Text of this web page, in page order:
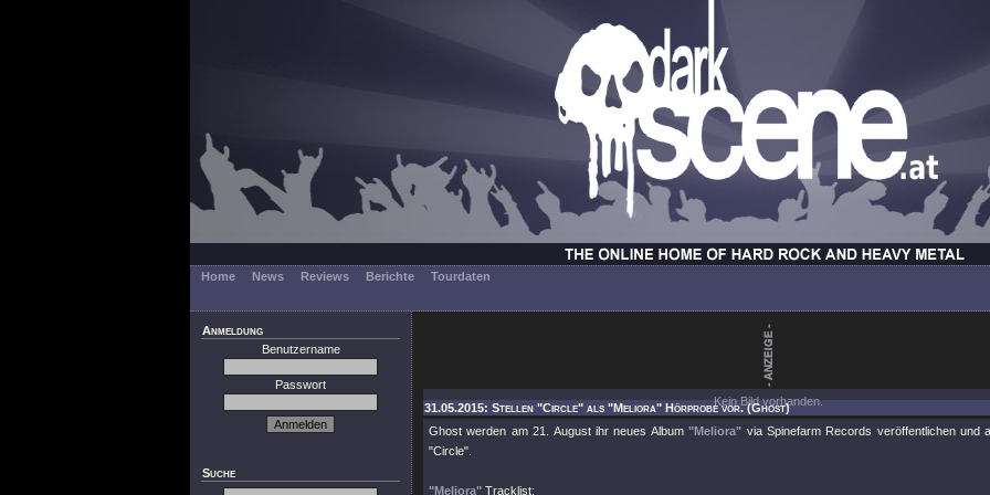
Home News Reviews Berichte Tourdaten
Anmeldung
Benutzername
Passwort
Suche
Kein Bild vorhanden.
31.05.2015: Stellen "Circle" als "Meliora" Hörprobe vor. (Ghost)
Ghost werden am 21. August ihr neues Album"Meliora" via Spinefarm Records veröffentlichen und
"Circle"
"Meliora" Tracklist: